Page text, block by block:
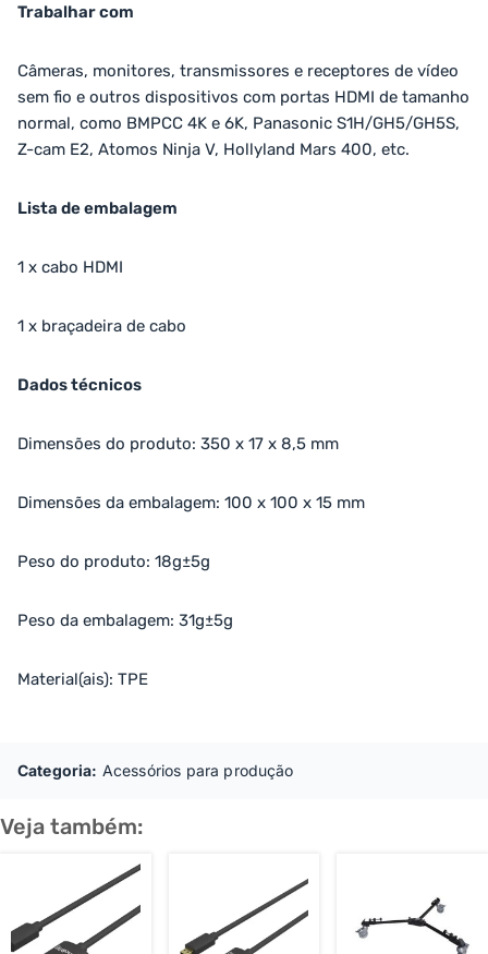
Trabalhar com
Câmeras, monitores, transmissores e receptores de vídeo
sem fio e outros dispositivos com portas HDMI de tamanho
normal, como BMPCC 4K e 6K, Panasonic S1H/GH5/GH5S,
Z-cam E2, Atomos Ninja V, Hollyland Mars 400, etc.
Lista de embalagem
1 x cabo HDMI
1 x braçadeira de cabo
Dados técnicos
Dimensões do produto: 350 x 17 x 8,5 mm
Dimensões da embalagem: 100 x 100 x 15 mm
Peso do produto: 18g±5g
Peso da embalagem: 31g±5g
Material(ais): TPE
Categoria: Acessórios para produção
Veja também: